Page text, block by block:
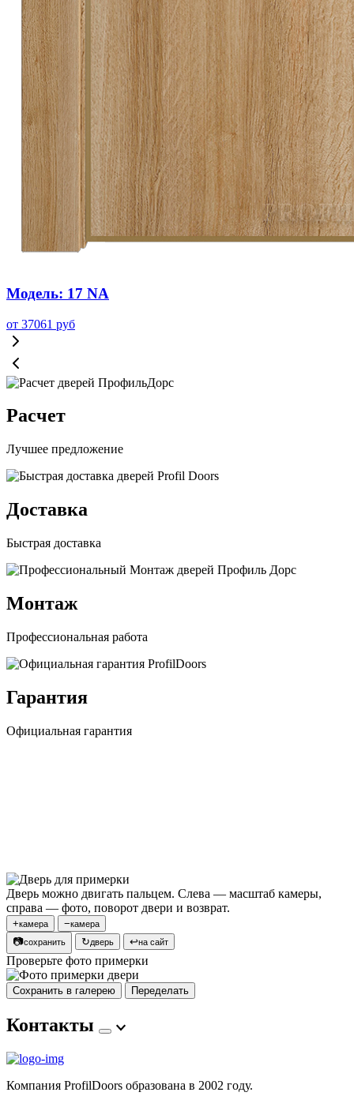
Модель: 17 NA
от 37061 руб
Расчет
Лучшее предложение
Доставка
Быстрая доставка
Монтаж
Профессиональная работа
Гарантия
Официальная гарантия
Дверь можно двигать пальцем. Слева — масштаб камеры,
справа — фото, поворот двери и возврат.
+камера −камера
📷сохранить ↻дверь ↩на сайт
Проверьте фото примерки
Сохранить в галерею Переделать
Контакты
Компания ProfilDoors образована в 2002 году.